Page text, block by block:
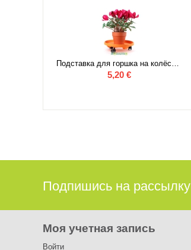
Подставка для горшка на колёсах Ø 30.5 (оранжевый)
5,20 €
Подпишись на рассылку
Моя учетная запись
Войти